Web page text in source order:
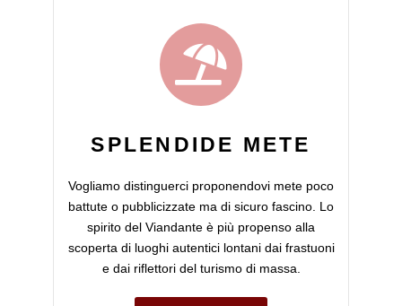
SPLENDIDE METE
Vogliamo distinguerci proponendovi mete poco
battute o pubblicizzate ma di sicuro fascino. Lo
spirito del Viandante è più propenso alla
scoperta di luoghi autentici lontani dai frastuoni
e dai riflettori del turismo di massa.